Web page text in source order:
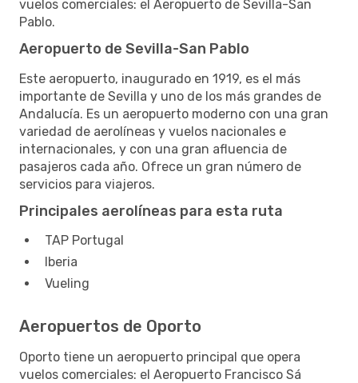
vuelos comerciales: el Aeropuerto de Sevilla-San
Pablo.
Aeropuerto de Sevilla-San Pablo
Este aeropuerto, inaugurado en 1919, es el más
importante de Sevilla y uno de los más grandes de
Andalucía. Es un aeropuerto moderno con una gran
variedad de aerolíneas y vuelos nacionales e
internacionales, y con una gran afluencia de
pasajeros cada año. Ofrece un gran número de
servicios para viajeros.
Principales aerolíneas para esta ruta
TAP Portugal
Iberia
Vueling
Aeropuertos de Oporto
Oporto tiene un aeropuerto principal que opera
vuelos comerciales: el Aeropuerto Francisco Sá